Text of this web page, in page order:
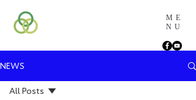
ME
NU
NEWS
All Posts